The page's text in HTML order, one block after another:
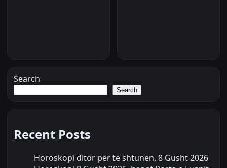
Search
Search
Recent Posts
Horoskopi ditor për të shtunën, 8 Gusht 2026